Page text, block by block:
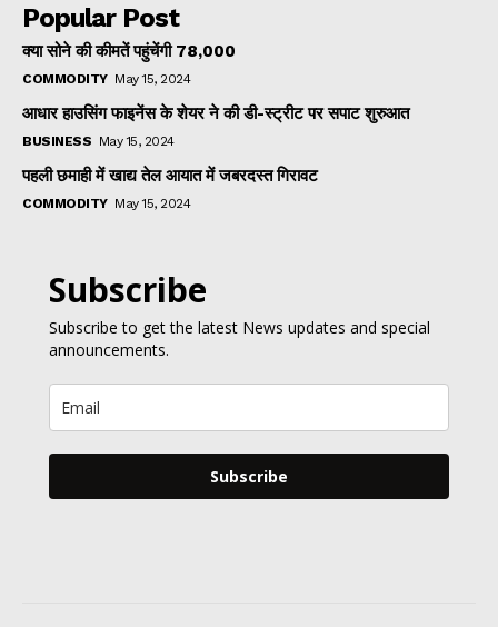
Popular Post
क्या सोने की कीमतें पहुंचेंगी ₹78,000
COMMODITY May 15, 2024
आधार हाउसिंग फाइनेंस के शेयर ने की डी-स्ट्रीट पर सपाट शुरुआत
BUSINESS May 15, 2024
पहली छमाही में खाद्य तेल आयात में जबरदस्त गिरावट
COMMODITY May 15, 2024
Subscribe
Subscribe to get the latest News updates and special
announcements.
Subscribe